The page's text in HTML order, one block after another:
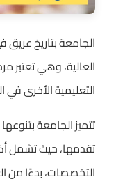
الجامعة بتاريخ عريق
العالية، وهي تعتبر
التعليمية الأخرى في
تتميز الجامعة
التخصصات، بدءًا من